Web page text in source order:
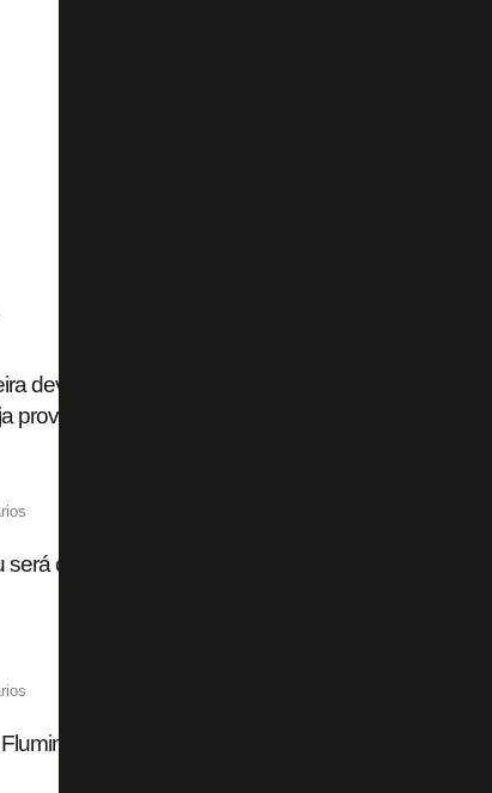
deve estrear pelo Botafogo contra o Fluminense,
provável escalação
será o árbitro de Botafogo x Fluminense pelo
chega a 15 mil ingressos vendidos de